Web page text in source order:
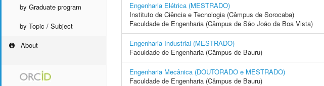
by Graduate program
by Topic / Subject
About
Engenharia Elétrica (MESTRADO)
Instituto de Ciência e Tecnologia (Câmpus de Sorocaba)
Faculdade de Engenharia (Câmpus de São João da Boa Vista)
Engenharia Industrial (MESTRADO)
Faculdade de Engenharia (Câmpus de Bauru)
Engenharia Mecânica (DOUTORADO e MESTRADO)
Faculdade de Engenharia (Câmpus de Bauru)